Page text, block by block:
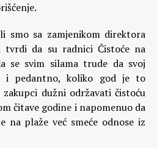
smo sa zamjenikom direktora
tvrdi da su radnici Čistoće na
se svim silama trude da svoj
i pedantno, koliko god je to
zakupci dužni održavati čistoću
čitave godine i napomenuo da
na plaže već smeće odnose iz